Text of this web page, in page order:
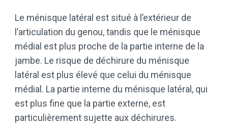
Le ménisque latéral est situé à l’extérieur de
l’articulation du genou, tandis que le ménisque
médial est plus proche de la partie interne de la
jambe. Le risque de déchirure du ménisque
latéral est plus élevé que celui du ménisque
médial. La partie interne du ménisque latéral, qui
est plus fine que la partie externe, est
particulièrement sujette aux déchirures.